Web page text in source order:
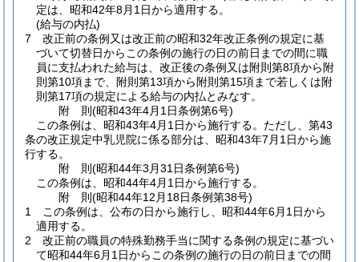
定は、昭和42年8月1日から適用する。
(給与の内払)
7
改正前の条例又は改正前の昭和32年改正条例の規定に基
づいて切替日からこの条例の施行の日の前日までの間に職
員に支払われた給与は、改正後の条例又は附則第8項から附
則第10項まで、附則第13項から附則第15項まで若しくは附
則第17項の規定による給与の内払とみなす。
附 則(昭和43年4月1日条例第6号)
この条例は、昭和43年4月1日から施行する。 ただし、第43
条の改正規定中乳児院に係る部分は、昭和43年7月1日から施
行する。
附 則(昭和44年3月31日条例第6号)
この条例は、昭和44年4月1日から施行する。
附 則(昭和44年12月18日条例第38号)
1
この条例は、公布の日から施行し、昭和44年6月1日から
適用する。
2
改正前の職員の特殊勤務手当に関する条例の規定に基づい
て昭和44年6月1日からこの条例の施行の日の前日までの間